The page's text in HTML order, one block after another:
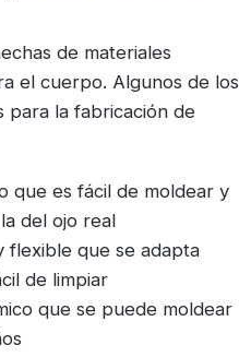
de materiales
el cuerpo. Algunos de los
para la fabricación de
que es fácil de moldear y
del ojo real
flexible que se adapta
de limpiar
que se puede moldear